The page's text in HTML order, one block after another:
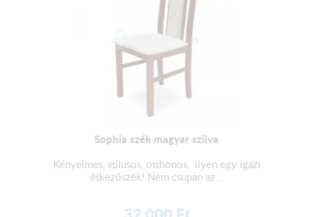
Sophia szék magyar szilva
Kényelmes, stílusos, otthonos, ilyen egy igazi
étkezőszék! Nem csupán az...